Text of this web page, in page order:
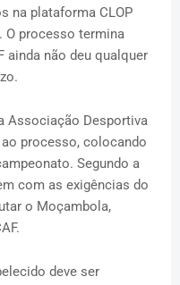
na plataforma CLOP
O processo termina
ainda não deu qualquer
Associação Desportiva
processo, colocando
Segundo a
com as exigências do
o Moçambola,
deve ser